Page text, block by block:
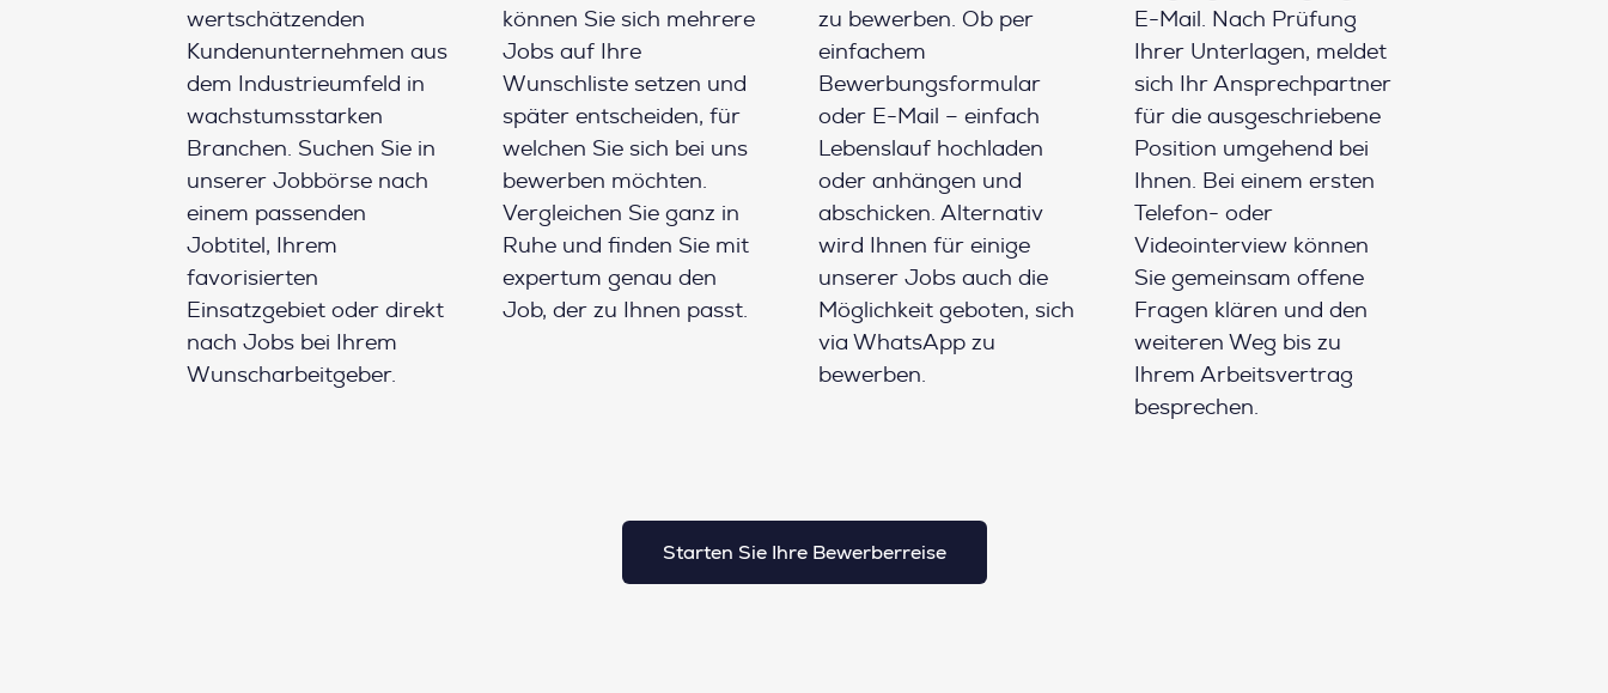
wertschätzenden
Kundenunternehmen aus
dem Industrieumfeld in
wachstumsstarken
Branchen. Suchen Sie in
unserer Jobbörse nach
einem passenden
Jobtitel, Ihrem
favorisierten
Einsatzgebiet oder direkt
nach Jobs bei Ihrem
Wunscharbeitgeber.
können Sie sich mehrere
Jobs auf Ihre
Wunschliste setzen und
später entscheiden, für
welchen Sie sich bei uns
bewerben möchten.
Vergleichen Sie ganz in
Ruhe und finden Sie mit
expertum genau den
Job, der zu Ihnen passt.
zu bewerben. Ob per
einfachem
Bewerbungsformular
oder E-Mail – einfach
Lebenslauf hochladen
oder anhängen und
abschicken. Alternativ
wird Ihnen für einige
unserer Jobs auch die
Möglichkeit geboten, sich
via WhatsApp zu
bewerben.
E-Mail. Nach Prüfung
Ihrer Unterlagen, meldet
sich Ihr Ansprechpartner
für die ausgeschriebene
Position umgehend bei
Ihnen. Bei einem ersten
Telefon- oder
Videointerview können
Sie gemeinsam offene
Fragen klären und den
weiteren Weg bis zu
Ihrem Arbeitsvertrag
besprechen.
Starten Sie Ihre Bewerberreise